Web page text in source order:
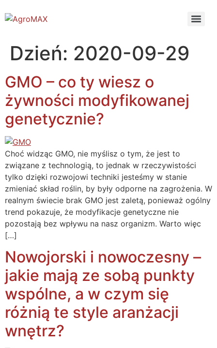
Dzień: 2020-09-29
GMO – co ty wiesz o
żywności modyfikowanej
genetycznie?
Choć widząc GMO, nie myślisz o tym, że jest to
związane z technologią, to jednak w rzeczywistości
tylko dzięki rozwojowi techniki jesteśmy w stanie
zmieniać skład roślin, by były odporne na zagrożenia. W
realnym świecie brak GMO jest zaletą, ponieważ ogólny
trend pokazuje, że modyfikacje genetyczne nie
pozostają bez wpływu na nasz organizm. Warto więc
[…]
Nowojorski i nowoczesny –
jakie mają ze sobą punkty
wspólne, a w czym się
różnią te style aranżacji
wnętrz?